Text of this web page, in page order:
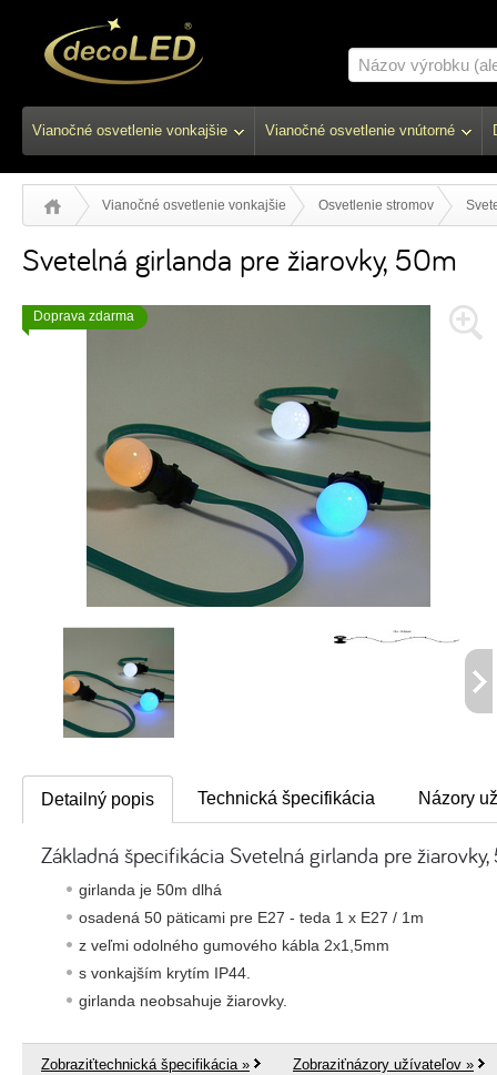
Vianočné osvetlenie vonkajšie Vianočné osvetlenie vnútorné
Vianočné osvetlenie vonkajšie Osvetlenie stromov
Svetelná girlanda pre žiarovky, 50m
Doprava zdarma
Detailný popis Technická špecifikácia Názory
Základná špecifikácia Svetelná girlanda pre
girlanda je 50m dlhá
osadená 50 päticami pre E27 - teda 1 x E27 / 1m
z veľmi odolného gumového kábla 2x1,5mm
s vonkajším krytím IP44
girlanda neobsahuje žiarovky.
Zobraziťtechnická špecifikácia » Zobraziťnázory užívateľov »